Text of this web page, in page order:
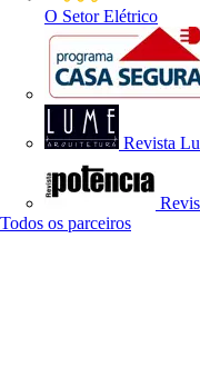
O Setor Elétrico
Revista
Todos os parceiros